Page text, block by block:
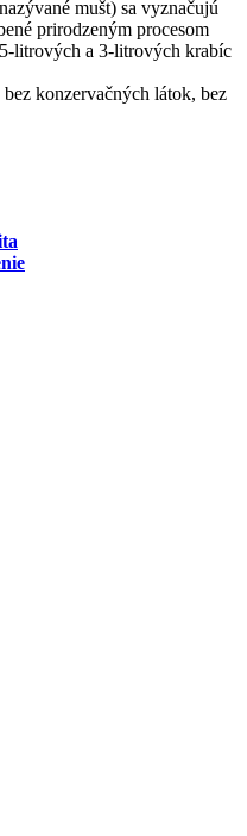
mušt) sa vyznačujú
prirodzeným procesom
litrových a 3-litrových krabíc
konzervačných látok, bez